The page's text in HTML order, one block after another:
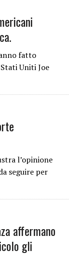
fatto
Uniti Joe
l’opinione
seguire per
affermano
gli